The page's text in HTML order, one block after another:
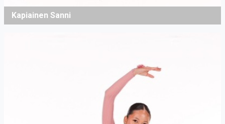
Kapiainen Sanni